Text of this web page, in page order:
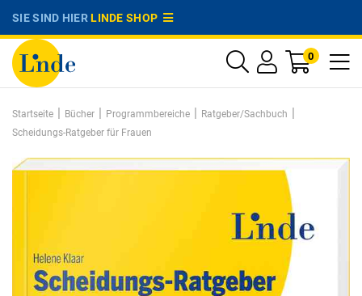
SIE SIND HIERLINDE SHOP
0
Startseite | Bücher | Programmbereiche | Ratgeber/Sachbuch |
Scheidungs-Ratgeber für Frauen